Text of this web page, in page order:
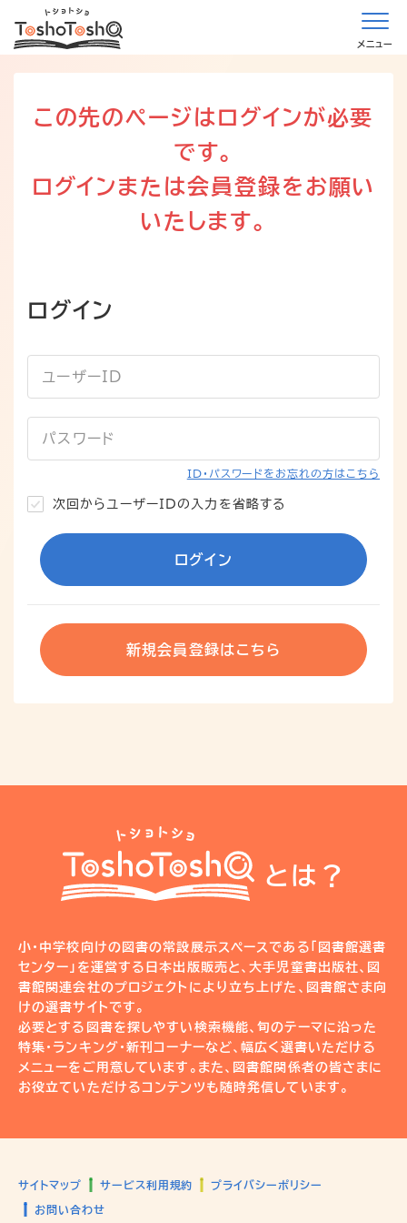
メニュー
この先のページはログインが必要
です。
ログインまたは会員登録をお願い
いたします。
ログイン
ID・パスワードをお忘れの方はこちら
次回からユーザーIDの入力を省略する
ログイン
新規会員登録はこちら
とは？
小・中学校向けの図書の常設展示スペースである「図書館選書
センター」を運営する日本出版販売と、大手児童書出版社、図
書館関連会社のプロジェクトにより立ち上げた、図書館さま向
けの選書サイトです。
必要とする図書を探しやすい検索機能、旬のテーマに沿った
特集・ランキング・新刊コーナーなど、幅広く選書いただける
メニューをご用意しています。また、図書館関係者の皆さまに
お役立ていただけるコンテンツも随時発信しています。
サイトマップ サービス利用規約 プライバシーポリシー
お問い合わせ